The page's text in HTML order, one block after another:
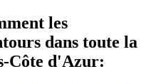
les
dans toute la
Côte d'Azur: